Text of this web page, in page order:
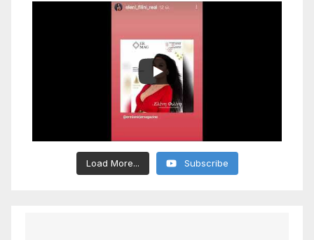
Load More... Subscribe